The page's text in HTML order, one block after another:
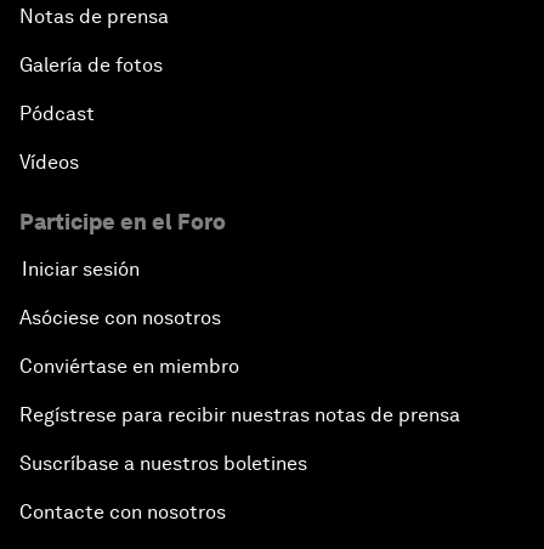
Notas de prensa
Galería de fotos
Pódcast
Vídeos
Participe en el Foro
Iniciar sesión
Asóciese con nosotros
Conviértase en miembro
Regístrese para recibir nuestras notas de prensa
Suscríbase a nuestros boletines
Contacte con nosotros